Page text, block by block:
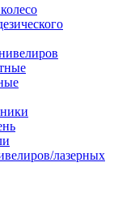
лазерных